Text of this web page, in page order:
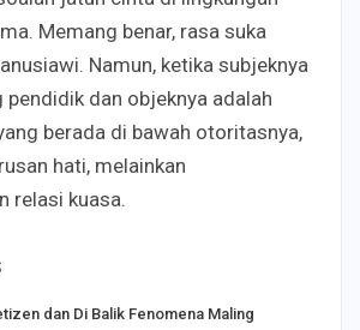
Memang benar, rasa suka
Namun, ketika subjeknya
pendidik dan objeknya adalah
berada di bawah otoritasnya,
hati, melainkan
relasi kuasa.
dan Di Balik Fenomena Maling